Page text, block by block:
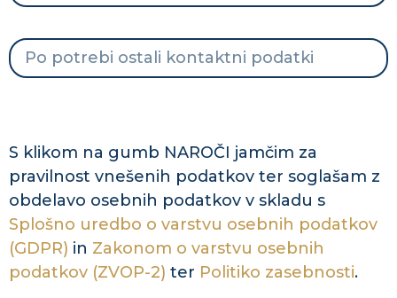
S klikom na gumb NAROČI jamčim za
pravilnost vnešenih podatkov ter soglašam z
obdelavo osebnih podatkov v skladu s
Splošno uredbo o varstvu osebnih podatkov
(GDPR) in Zakonom o varstvu osebnih
podatkov (ZVOP-2) ter Politiko zasebnosti.